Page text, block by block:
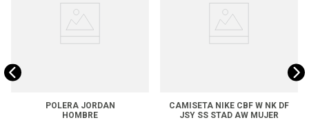
POLERA JORDAN
HOMBRE
CAMISETA NIKE CBF W NK DF
JSY SS STAD AW MUJER